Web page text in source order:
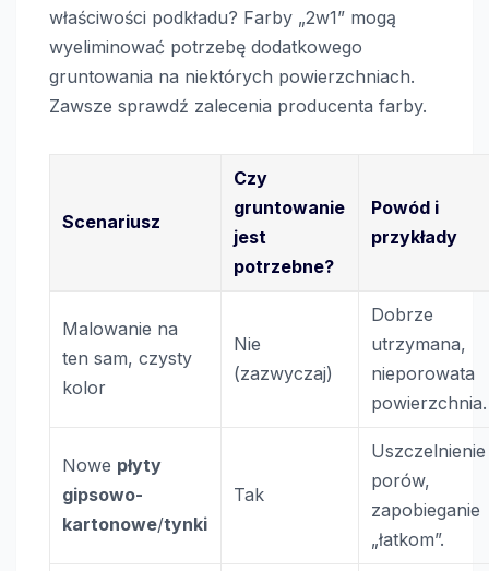
właściwości podkładu? Farby „2w1” mogą
wyeliminować potrzebę dodatkowego
gruntowania na niektórych powierzchniach.
Zawsze sprawdź zalecenia producenta farby.
Scenariusz
Czy
gruntowanie
jest
potrzebne?
Powód i
przykłady
Malowanie na
ten sam, czysty
kolor
Nie
(zazwyczaj)
Dobrze
utrzymana,
nieporowata
powierzchnia.
Nowe płyty
gipsowo-
kartonowe/tynki
Tak
Uszczelnienie
porów,
zapobieganie
„łatkom”.